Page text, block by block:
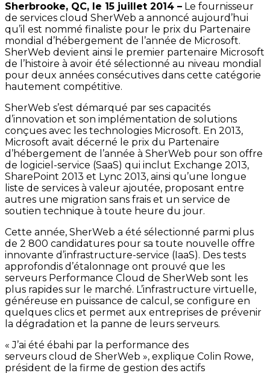
Sherbrooke, QC, le 15 juillet 2014 – Le fournisseur
de services cloud SherWeb a annoncé aujourd’hui
qu’il est nommé finaliste pour le prix du Partenaire
mondial d’hébergement de l’année de Microsoft.
SherWeb devient ainsi le premier partenaire Microsoft
de l’histoire à avoir été sélectionné au niveau mondial
pour deux années consécutives dans cette catégorie
hautement compétitive.
SherWeb s’est démarqué par ses capacités
d’innovation et son implémentation de solutions
conçues avec les technologies Microsoft. En 2013,
Microsoft avait décerné le prix du Partenaire
d’hébergement de l’année à SherWeb pour son offre
de logiciel-service (SaaS) qui inclut Exchange 2013,
SharePoint 2013 et Lync 2013, ainsi qu’une longue
liste de services à valeur ajoutée, proposant entre
autres une migration sans frais et un service de
soutien technique à toute heure du jour.
Cette année, SherWeb a été sélectionné parmi plus
de 2 800 candidatures pour sa toute nouvelle offre
innovante d’infrastructure-service (IaaS). Des tests
approfondis d’étalonnage ont prouvé que les
serveurs Performance Cloud de SherWeb sont les
plus rapides sur le marché. L’infrastructure virtuelle,
généreuse en puissance de calcul, se configure en
quelques clics et permet aux entreprises de prévenir
la dégradation et la panne de leurs serveurs.
« J’ai été ébahi par la performance des
serveurs cloud de SherWeb », explique Colin Rowe,
président de la firme de gestion des actifs